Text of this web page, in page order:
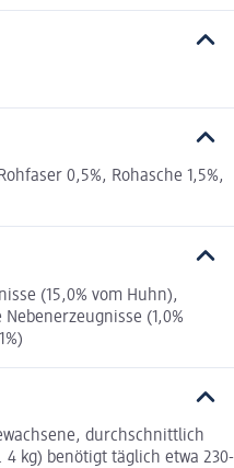
0,5%, Rohasche 1,5%,
(15,0% vom Huhn),
(1,0%
durchschnittlich
kg) benötigt täglich etwa 230-